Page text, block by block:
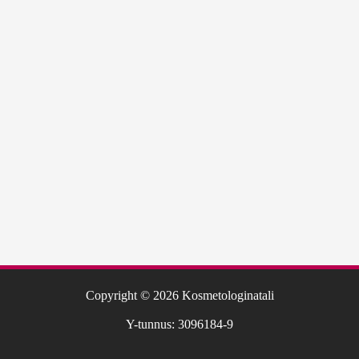
Copyright © 2026 Kosmetologinatali
Y-tunnus: 3096184-9